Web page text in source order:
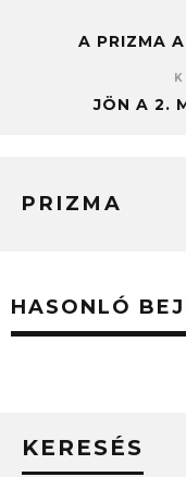
A PRIZMA
JÖN A 2.
PRIZMA
HASONLÓ
KERESÉS